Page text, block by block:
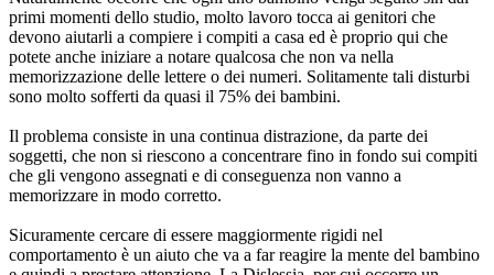
primi momenti dello studio, molto lavoro tocca ai genitori che
devono aiutarli a compiere i compiti a casa ed è proprio qui che
potete anche iniziare a notare qualcosa che non va nella
memorizzazione delle lettere o dei numeri. Solitamente tali disturbi
sono molto sofferti da quasi il 75% dei bambini.
Il problema consiste in una continua distrazione, da parte dei
soggetti, che non si riescono a concentrare fino in fondo sui compiti
che gli vengono assegnati e di conseguenza non vanno a
memorizzare in modo corretto.
Sicuramente cercare di essere maggiormente rigidi nel
comportamento è un aiuto che va a far reagire la mente del bambino